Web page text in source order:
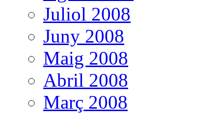
Juliol 2008
Juny 2008
Maig 2008
Abril 2008
Març 2008